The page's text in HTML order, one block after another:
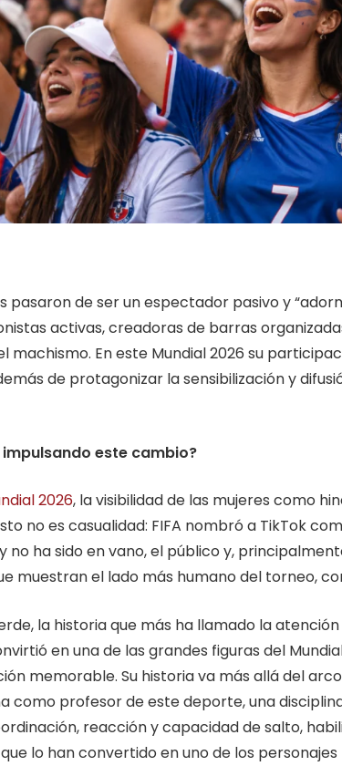
pasaron de ser un espectador pasivo y
activas, creadoras de barras
machismo. En este Mundial 2026 su
de protagonizar la sensibilización y
impulsando este cambio?
2026, la visibilidad de las mujeres como
no es casualidad: FIFA nombró a TikTok
no ha sido en vano, el público y,
muestran el lado más humano del torneo,
la historia que más ha llamado la atención
en una de las grandes figuras del
memorable. Su historia va más allá del
como profesor de este deporte, una
reacción y capacidad de salto,
lo han convertido en uno de los